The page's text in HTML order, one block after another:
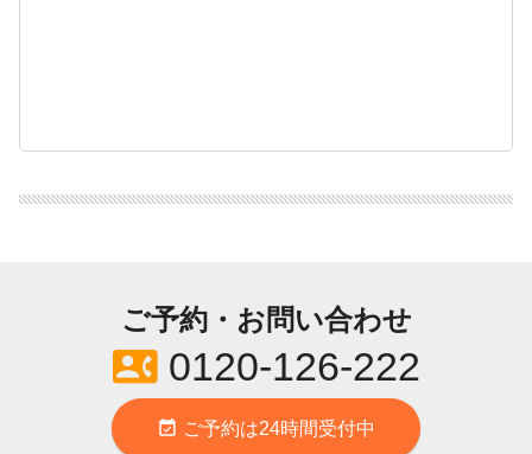
ご予約・お問い合わせ
contact_phone0120-126-222
event_available ご予約は24時間受付中